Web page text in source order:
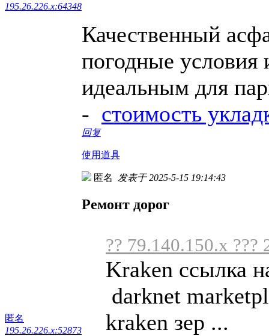
195.26.226.x:64348
Качественный
погодные условия
идеальным для
- стоимость
回复
使用道具
匿名
195.26.226.x:52873
匿名 发表于 2025-5-15 19:14:43
Ремонт дорог
?? 79.140.150.x ???
Kraken ссылка
darknet
kraken зер ...